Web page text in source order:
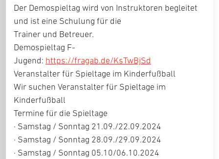
Der Demospieltag wird von Instruktoren begleitet
und ist eine Schulung für die
Trainer und Betreuer.
Demospieltag F-
Jugend: https://fragab.de/KsTwBjSd
Veranstalter für Spieltage im Kinderfußball
Wir suchen Veranstalter für Spieltage im
Kinderfußball
Termine für die Spieltage
· Samstag / Sonntag 21.09./22.09.2024
· Samstag / Sonntag 28.09./29.09.2024
· Samstag / Sonntag 05.10/06.10.2024